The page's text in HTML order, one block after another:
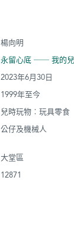
楊向明
永留心底 ── 我的兒
2023年6月30日
1999年至今
兒時玩物︰玩具零食
公仔及機械人
大堂區
12871